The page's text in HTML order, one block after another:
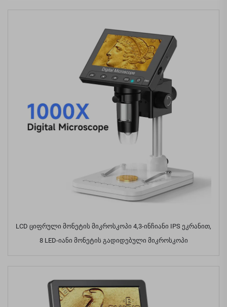
LCD ციფრული მონეტის მიკროსკოპი 4,3-ინჩიანი IPS ეკრანით,
8 LED-იანი მონეტის გადიდებული მიკროსკოპი